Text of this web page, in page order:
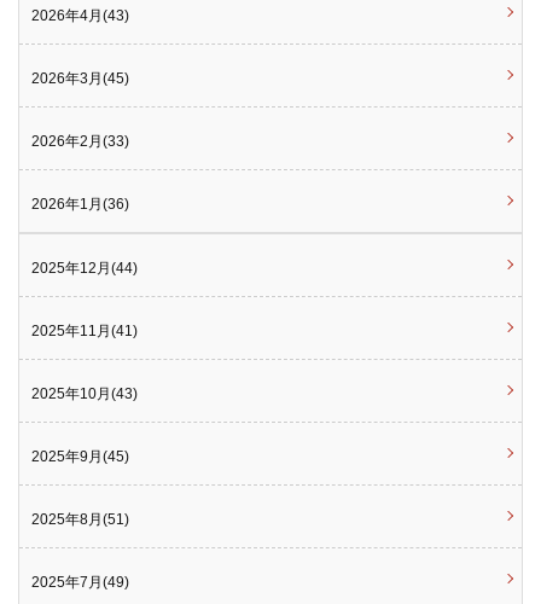
2026年4月(43)
2026年3月(45)
2026年2月(33)
2026年1月(36)
2025年12月(44)
2025年11月(41)
2025年10月(43)
2025年9月(45)
2025年8月(51)
2025年7月(49)